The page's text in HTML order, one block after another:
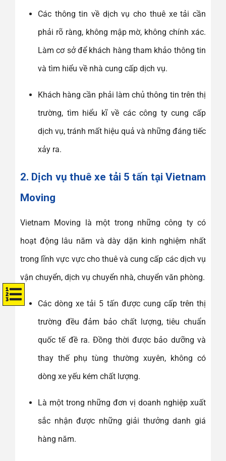
Các thông tin về dịch vụ cho thuê xe tải cần
phải rõ ràng, không mập mờ, không chính xác.
Làm cơ sở để khách hàng tham khảo thông tin
và tìm hiểu về nhà cung cấp dịch vụ.
Khách hàng cần phải làm chủ thông tin trên thị
trường, tìm hiểu kĩ về các công ty cung cấp
dịch vụ, tránh mất hiệu quả và những đáng tiếc
xảy ra.
2. Dịch vụ thuê xe tải 5 tấn tại Vietnam
Moving
Vietnam Moving là một trong những công ty có
hoạt động lâu năm và dày dặn kinh nghiệm nhất
trong lĩnh vực vực cho thuê và cung cấp các dịch vụ
vận chuyển, dịch vụ chuyển nhà, chuyển văn phòng.
Các dòng xe tải 5 tấn được cung cấp trên thị
trường đều đảm bảo chất lượng, tiêu chuẩn
quốc tế đề ra. Đồng thời được bảo dưỡng và
thay thế phụ tùng thường xuyên, không có
dòng xe yếu kém chất lượng.
Là một trong những đơn vị doanh nghiệp xuất
sắc nhận được những giải thưởng danh giá
hàng năm.